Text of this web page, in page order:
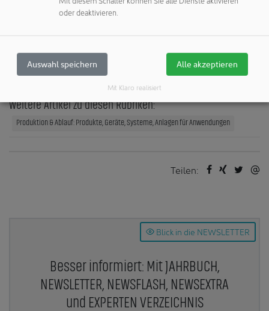
79689 Maulburg
Veröffentlichungen:
Weitere Artikel zu diesen Rubriken:
Produktion & Ablauf: Produkte, Geräte, Systeme, Anlagen für Anwendungen
Teilen:
Blick in die NEWSLETTER
Besser informiert: Mit JAHRBUCH,
NEWSLETTER, NEWSFLASH, NEWSEXTRA
und EXPERTEN VERZEICHNIS
oder deaktivieren.
Auswahl speichern Alle akzeptieren
Mit Klaro realisiert